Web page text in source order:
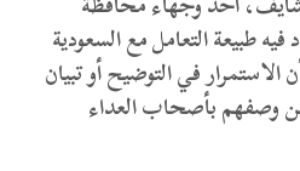
طبيعة التعامل مع السعودية
الاستمرار في التوضيح أو تبيان
وصفهم بأصحاب العداء